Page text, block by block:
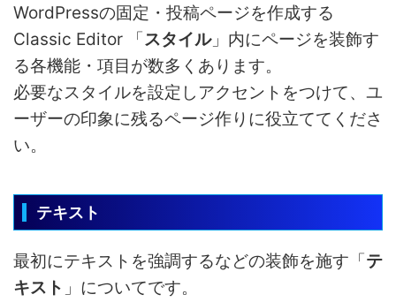
WordPressの固定・投稿ページを作成する
Classic Editor 「スタイル」内にページを装飾す
る各機能・項目が数多くあります。
必要なスタイルを設定しアクセントをつけて、ユ
ーザーの印象に残るページ作りに役立ててくださ
い。
テキスト
最初にテキストを強調するなどの装飾を施す「テ
キスト 」についてです。